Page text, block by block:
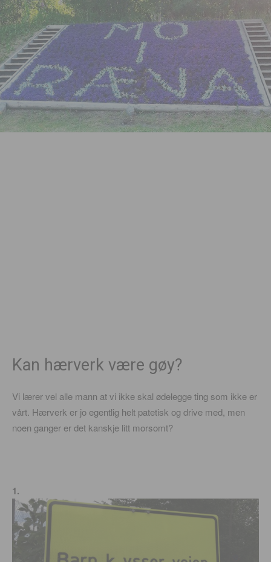
Kan hærverk være gøy?
Vi lærer vel alle mann at vi ikke skal ødelegge ting som ikke er
vårt. Hærverk er jo egentlig helt patetisk og drive med, men
noen ganger er det kanskje litt morsomt?
1.